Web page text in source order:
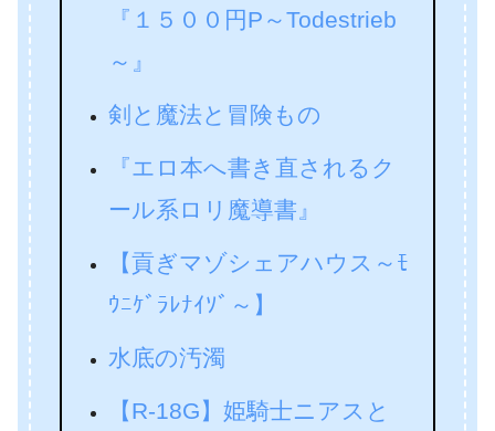
『１５００円P～Todestrieb
～』
剣と魔法と冒険もの
『エロ本へ書き直されるク
ール系ロリ魔導書』
【貢ぎマゾシェアハウス～ﾓ
ｳﾆｹﾞﾗﾚﾅｲｿﾞ～】
水底の汚濁
【R-18G】姫騎士ニアスと